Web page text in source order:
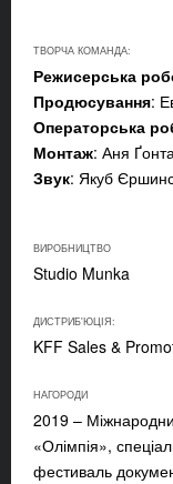
ТВОРЧА КОМАНДА:
Режисерська
Продюсування:
Операторська
Монтаж: Аня
Звук: Якуб
ВИРОБНИЦТВО
Studio Munka
ДИСТРИБ'ЮЦІЯ:
KFF Sales &
НАГОРОДИ
2019 –
«Олімпія»,
фестиваль